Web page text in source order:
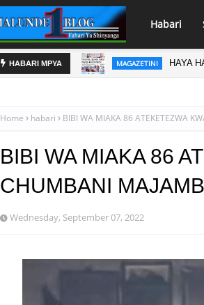
Habari
HABARI MPYA MAGAZETINI HAYA
Home habari BIBI WA MIAKA 86 ATEKETEZWA
BIBI WA MIAKA 86
CHUMBANI
Wednesday, September 07, 2022